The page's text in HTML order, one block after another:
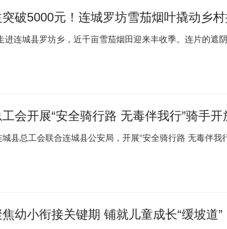
破5000元！连城罗坊雪茄烟叶撬动乡
进连城县罗坊乡，近千亩雪茄烟田迎来丰收季。连片的遮
会开展“安全骑行路 无毒伴我行”骑手开
县总工会联合连城县公安局，开展“安全骑行路 无毒伴
幼小衔接关键期 铺就儿童成长“缓坡道”